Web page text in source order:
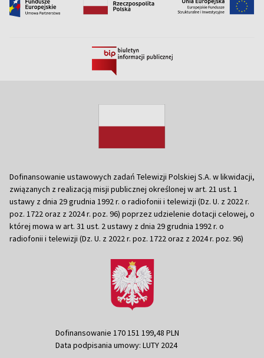
Dofinansowanie ustawowych zadań Telewizji Polskiej S.A. w likwidacji,
związanych z realizacją misji publicznej określonej w art. 21 ust. 1
ustawy z dnia 29 grudnia 1992 r. o radiofonii i telewizji (Dz. U. z 2022 r.
poz. 1722 oraz z 2024 r. poz. 96) poprzez udzielenie dotacji celowej, o
której mowa w art. 31 ust. 2 ustawy z dnia 29 grudnia 1992 r. o
radiofonii i telewizji (Dz. U. z 2022 r. poz. 1722 oraz z 2024 r. poz. 96)
Dofinansowanie 170 151 199,48 PLN
Data podpisania umowy: LUTY 2024